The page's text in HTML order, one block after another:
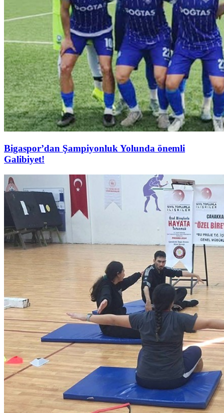
Bigaspor’dan Şampiyonluk Yolunda önemli
Galibiyet!